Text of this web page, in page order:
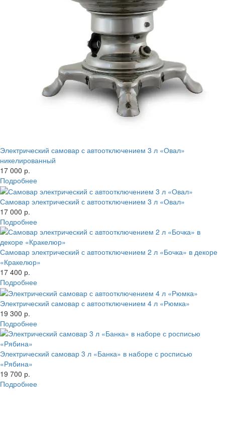
Электрический самовар с автоотключением 3 л «Овал»
никелированный
17 000 р.
Подробнее
Самовар электрический с автоотключением 3 л «Овал»
17 000 р.
Подробнее
Самовар электрический с автоотключением 2 л «Бочка» в декоре
«Кракелюр»
17 400 р.
Подробнее
Электрический самовар с автоотключением 4 л «Рюмка»
19 300 р.
Подробнее
Электрический самовар 3 л «Банка» в наборе с росписью
«Рябина»
19 700 р.
Подробнее